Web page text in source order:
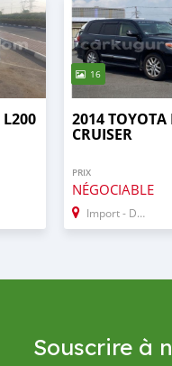
L200
16
2014 TOYOTA
CRUISER
PRIX
NÉGOCIABLE
Import - Dubai
Souscrire à